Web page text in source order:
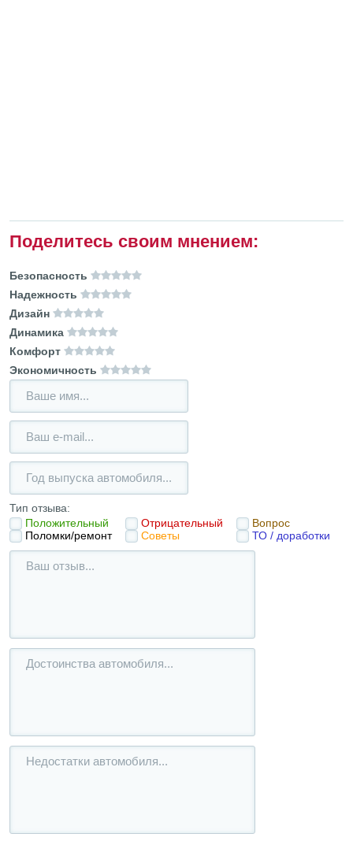
Поделитесь своим мнением:
Безопасность
Надежность
Дизайн
Динамика
Комфорт
Экономичность
Тип отзыва:
Положительный
Отрицательный
Вопрос
Поломки/ремонт
Советы ТО / доработки